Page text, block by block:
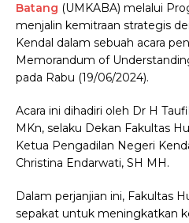
Batang (UMKABA) melalui
menjalin kemitraan strategis
Kendal dalam sebuah acara
Memorandum of
pada Rabu (19/06/2024).
Acara ini dihadiri oleh Dr H
MKn, selaku Dekan Fakultas
Ketua Pengadilan Negeri
Christina Endarwati, SH MH.
Dalam perjanjian ini, Fakultas
sepakat untuk meningkatkan